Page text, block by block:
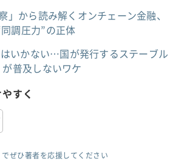
」から読み解くオンチェーン金融、
調圧力”の正体
いかない…国が発行するステーブル
普及しないワケ
すく
ぜひ著者を応援してください